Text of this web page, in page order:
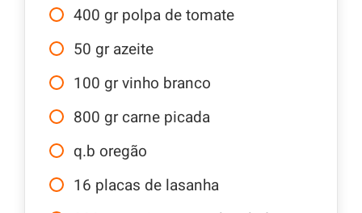
400 gr polpa de tomate
50 gr azeite
100 grvinho branco
800 gr carne picada
q.b oregão
16 placas de lasanha